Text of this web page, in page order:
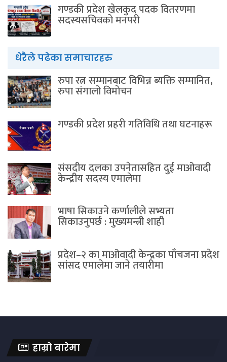
गण्डकी प्रदेश खेलकुद पदक वितरणमा
सदस्यसचिवकाे मनपरी
धेरैले पढेका समाचारहरु
रुपा रत्न सम्मानबाट विभिन्न ब्यक्ति सम्मानित,
रुपा संगालो विमोचन
गण्डकी प्रदेश प्रहरी गतिविधि तथा घटनाहरू
संसदीय दलका उपनेतासहित दुई माओवादी
केन्द्रीय सदस्य एमालेमा
भाषा सिकाउने कर्णालीले सभ्यता
सिकाउनुपर्छ : मुख्यमन्त्री शाही
प्रदेश–२ का माओवादी केन्द्रका पाँचजना प्रदेश
सांसद एमालेमा जाने तयारीमा
हाम्रो बारेमा